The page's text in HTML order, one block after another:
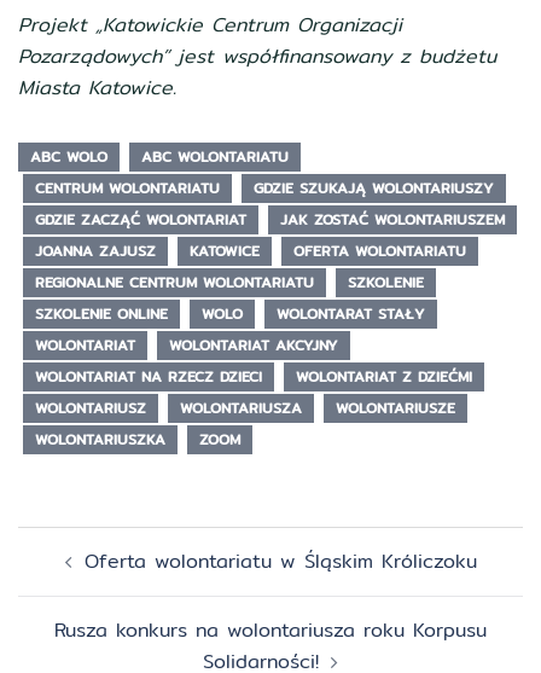
Projekt „Katowickie Centrum Organizacji
Pozarządowych” jest współfinansowany z budżetu
Miasta Katowice.
ABC WOLO
ABC WOLONTARIATU
CENTRUM WOLONTARIATU
GDZIE SZUKAJĄ WOLONTARIUSZY
GDZIE ZACZĄĆ WOLONTARIAT
JAK ZOSTAĆ WOLONTARIUSZEM
JOANNA ZAJUSZ
KATOWICE
OFERTA WOLONTARIATU
REGIONALNE CENTRUM WOLONTARIATU
SZKOLENIE
SZKOLENIE ONLINE
WOLO
WOLONTARAT STAŁY
WOLONTARIAT
WOLONTARIAT AKCYJNY
WOLONTARIAT NA RZECZ DZIECI
WOLONTARIAT Z DZIEĆMI
WOLONTARIUSZ
WOLONTARIUSZA
WOLONTARIUSZE
WOLONTARIUSZKA
ZOOM
Zobacz
wpisyOferta wolontariatu w Śląskim Króliczoku
Rusza konkurs na wolontariusza roku Korpusu
Solidarności!